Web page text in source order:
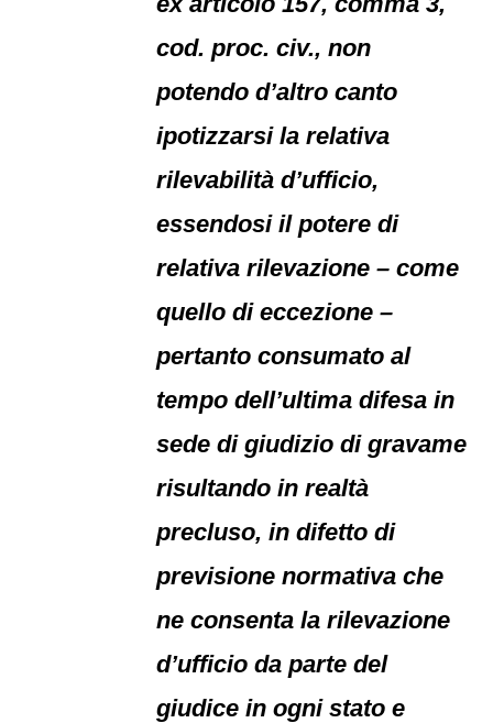
cod. proc. civ., non
potendo d’altro canto
ipotizzarsi la relativa
rilevabilità d’ufficio,
essendosi il potere di
relativa rilevazione – come
quello di eccezione –
pertanto consumato al
tempo dell’ultima difesa in
sede di giudizio di gravame
risultando in realtà
precluso, in difetto di
previsione normativa che
ne consenta la rilevazione
d’ufficio da parte del
giudice in ogni stato e